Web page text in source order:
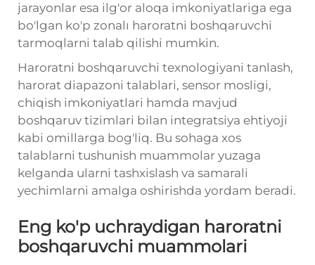
jarayonlar esa ilg'or aloqa imkoniyatlariga ega
bo'lgan ko'p zonalı haroratni boshqaruvchi
tarmoqlarni talab qilishi mumkin.
Haroratni boshqaruvchi texnologiyani tanlash,
harorat diapazoni talablari, sensor mosligi,
chiqish imkoniyatlari hamda mavjud
boshqaruv tizimlari bilan integratsiya ehtiyoji
kabi omillarga bog'liq. Bu sohaga xos
talablarni tushunish muammolar yuzaga
kelganda ularni tashxislash va samarali
yechimlarni amalga oshirishda yordam beradi.
Eng ko'p uchraydigan haroratni
boshqaruvchi muammolari